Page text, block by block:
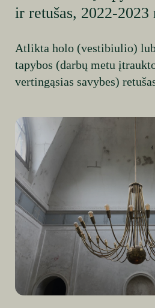
ir retušas, 2022-2023
Atlikta holo (vestibiulio)
tapybos (darbų metu
vertingąsias savybes)